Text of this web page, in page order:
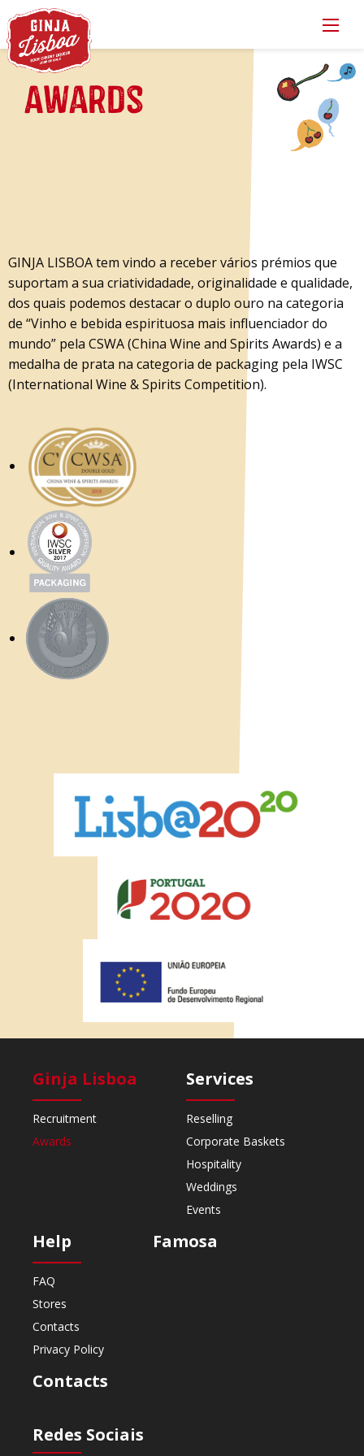
Awards
GINJA LISBOA tem vindo a receber vários prémios que
suportam a sua criatividadade, originalidade e qualidade,
dos quais podemos destacar o duplo ouro na categoria
de “Vinho e bebida espirituosa mais influenciador do
mundo” pela CSWA (China Wine and Spirits Awards) e a
medalha de prata na categoria de packaging pela IWSC
(International Wine & Spirits Competition).
Ginja Lisboa
Recruitment
Awards
Services
Reselling
Corporate Baskets
Hospitality
Weddings
Events
Help
FAQ
Stores
Contacts
Privacy Policy
Famosa
Contacts
Redes Sociais